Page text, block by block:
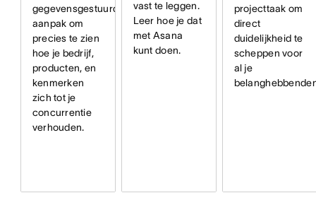
gegevensgestuurde
aanpak om
precies te zien
hoe je bedrijf,
producten, en
kenmerken
zich tot je
concurrentie
verhouden.
vast te leggen.
Leer hoe je dat
met Asana
kunt doen.
projecttaak om
direct
duidelijkheid te
scheppen voor
al je